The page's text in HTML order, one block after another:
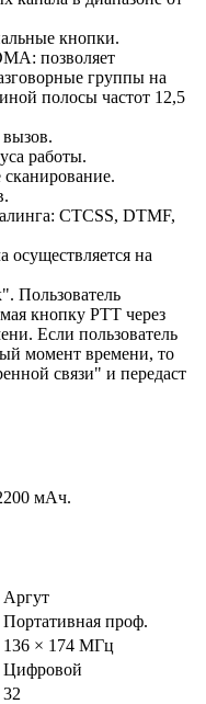
кнопки.
позволяет
группы на
полосы частот 12,5
работы.
CTCSS, DTMF,
осуществляется на
Пользователь
кнопку РТТ через
Если пользователь
момент времени, то
связи" и передаст
мАч.
Аргут
Портативная проф.
136 × 174 МГц
Цифровой
32